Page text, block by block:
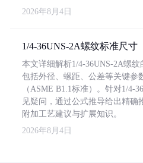
2026年8月4日
1/4-36UNS-2A螺纹标准尺寸
本文详细解析1/4-36UNS-2A螺纹
包括外径、螺距、公差等关键参
（ASME B1.1标准）。针对1/4-
见疑问，通过公式推导给出精确
附加工艺建议与扩展知识。
2026年8月4日